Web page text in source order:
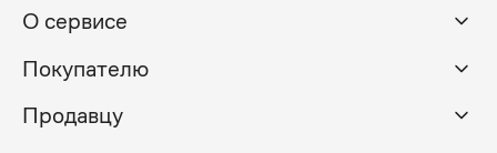
О сервисе
Покупателю
Продавцу